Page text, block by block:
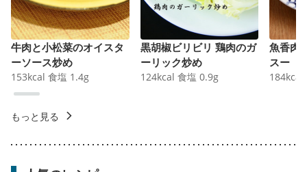
牛肉と小松菜のオイスタ
ーソース炒め
153kcal 食塩 1.4g
黒胡椒ビリビリ 鶏肉のガ
ーリック炒め
124kcal 食塩 0.9g
魚香肉
スー
184kcal
もっと見る